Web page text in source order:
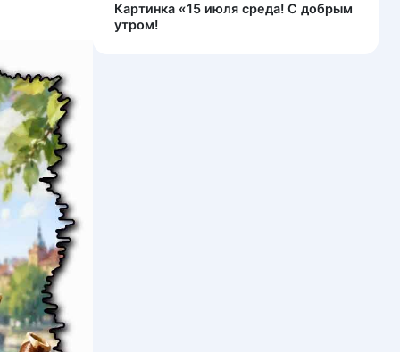
Картинка «15 июля среда! С добрым
утром!